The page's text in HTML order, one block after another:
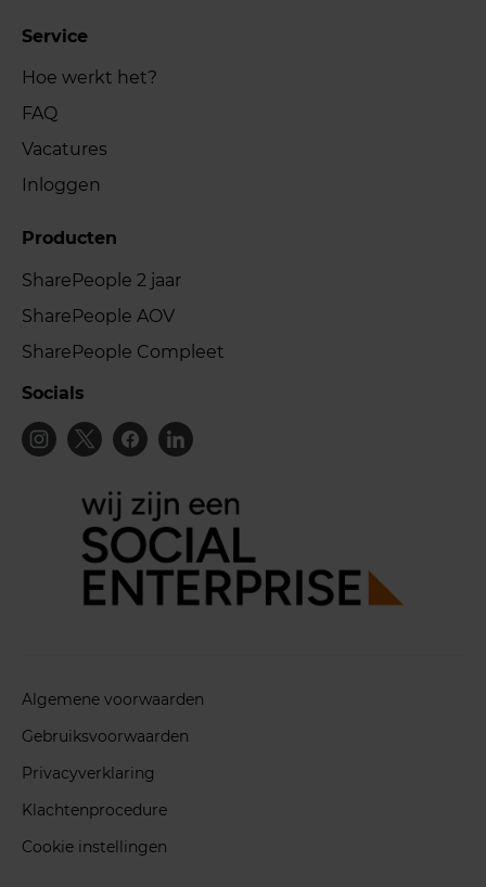
Service
Hoe werkt het?
FAQ
Vacatures
Inloggen
Producten
SharePeople 2 jaar
SharePeople AOV
SharePeople Compleet
Socials
Algemene voorwaarden
Gebruiksvoorwaarden
Privacyverklaring
Klachtenprocedure
Cookie instellingen